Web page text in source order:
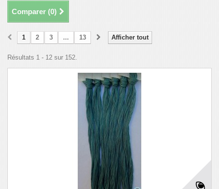
Comparer (0)
Afficher tout
1 2 3 ... 13
Résultats 1 - 12 sur 152.